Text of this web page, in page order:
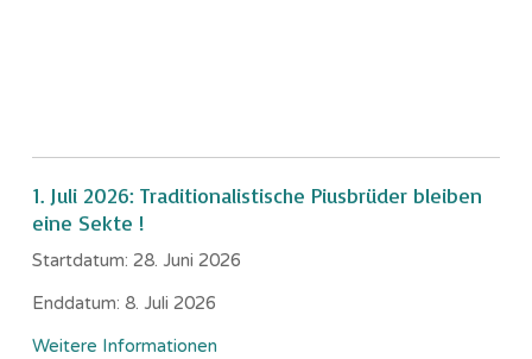
1. Juli 2026: Traditionalistische Piusbrüder bleiben
eine Sekte !
Startdatum: 28. Juni 2026
Enddatum: 8. Juli 2026
Weitere Informationen